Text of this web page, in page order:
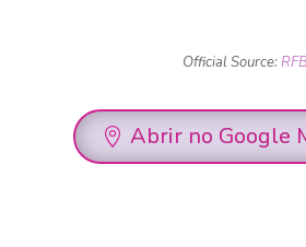
Official Source:
Abrir no Google